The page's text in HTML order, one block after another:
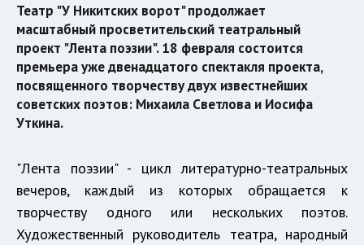
Театр "У Никитских ворот" продолжает
масштабный просветительский театральный
проект "Лента поэзии". 18 февраля состоится
премьера уже двенадцатого спектакля проекта,
посвященного творчеству двух известнейших
советских поэтов: Михаила Светлова и Иосифа
Уткина.
"Лента поэзии" - цикл литературно-театральных
вечеров, каждый из которых обращается к
творчеству одного или нескольких поэтов.
Художественный руководитель театра, народный